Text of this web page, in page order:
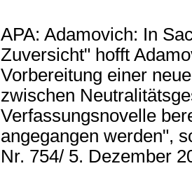
APA: Adamovich: In
Zuversicht" hofft
Vorbereitung einer
zwischen
Verfassungsnovelle
angegangen werden",
Nr. 754/ 5. Dezember